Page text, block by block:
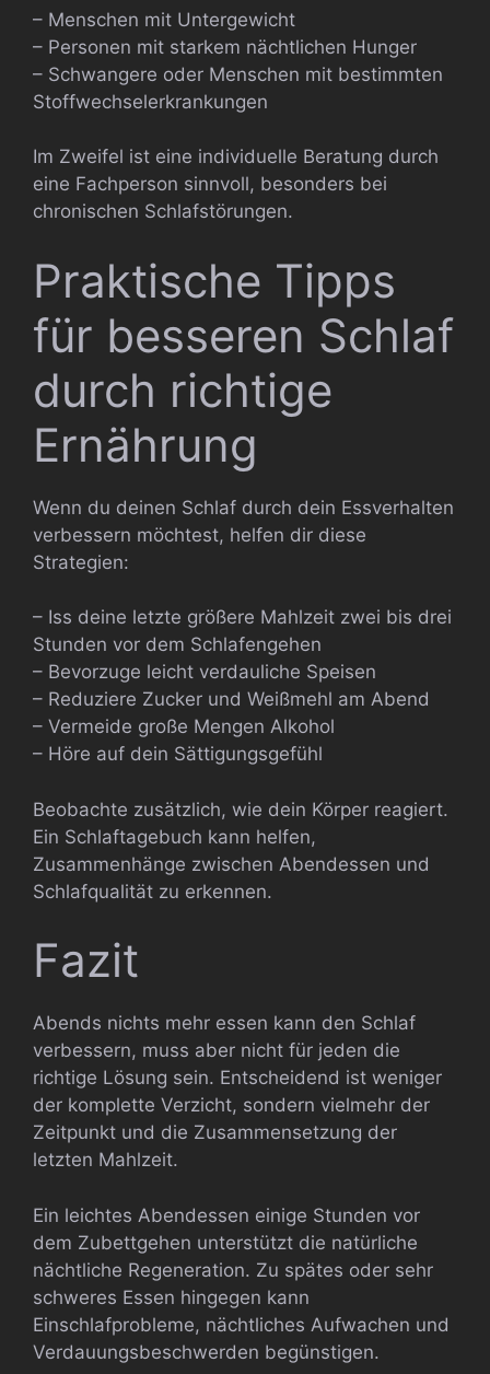
– Menschen mit Untergewicht
– Personen mit starkem nächtlichen Hunger
– Schwangere oder Menschen mit bestimmten
Stoffwechselerkrankungen
Im Zweifel ist eine individuelle Beratung durch
eine Fachperson sinnvoll, besonders bei
chronischen Schlafstörungen.
Praktische Tipps
für besseren Schlaf
durch richtige
Ernährung
Wenn du deinen Schlaf durch dein Essverhalten
verbessern möchtest, helfen dir diese
Strategien:
– Iss deine letzte größere Mahlzeit zwei bis drei
Stunden vor dem Schlafengehen
– Bevorzuge leicht verdauliche Speisen
– Reduziere Zucker und Weißmehl am Abend
– Vermeide große Mengen Alkohol
– Höre auf dein Sättigungsgefühl
Beobachte zusätzlich, wie dein Körper reagiert.
Ein Schlaftagebuch kann helfen,
Zusammenhänge zwischen Abendessen und
Schlafqualität zu erkennen.
Fazit
Abends nichts mehr essen kann den Schlaf
verbessern, muss aber nicht für jeden die
richtige Lösung sein. Entscheidend ist weniger
der komplette Verzicht, sondern vielmehr der
Zeitpunkt und die Zusammensetzung der
letzten Mahlzeit.
Ein leichtes Abendessen einige Stunden vor
dem Zubettgehen unterstützt die natürliche
nächtliche Regeneration. Zu spätes oder sehr
schweres Essen hingegen kann
Einschlafprobleme, nächtliches Aufwachen und
Verdauungsbeschwerden begünstigen.